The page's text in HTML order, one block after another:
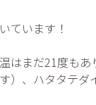
ています！
はまだ21度もあ
す）、ハタタテ